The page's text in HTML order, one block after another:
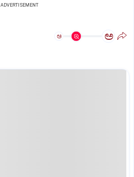
ADVERTISEMENT
ಅ ಅ